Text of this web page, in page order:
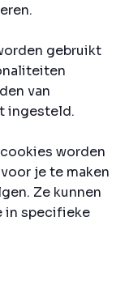
gebruikt
van
ingesteld.
worden
je te maken
Ze kunnen
in specifieke